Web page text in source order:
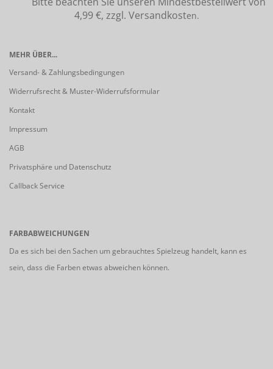
4,99 €, zzgl. Versandkosten.
MEHR ÜBER...
Versand- & Zahlungsbedingungen
Widerrufsrecht & Muster-Widerrufsformular
Kontakt
Impressum
AGB
Privatsphäre und Datenschutz
Callback Service
FARBABWEICHUNGEN
Da es sich bei den Sachen um gebrauchtes Spielzeug handelt, kann es
sein, dass die Farben etwas abweichen können.